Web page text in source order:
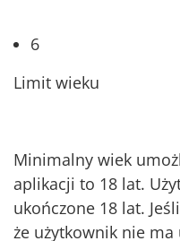
6
Limit wieku
Minimalny wiek
aplikacji to 18 lat.
ukończone 18 lat.
że użytkownik nie